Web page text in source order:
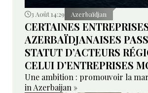
3 Août 14:29 Azerbaïdjan
CERTAINES
AZERBAÏDJANAISES
STATUT D’ACTEURS
CELUI D’ENTREPRISES
Une ambition : promouvoir la
in Azerbaijan »